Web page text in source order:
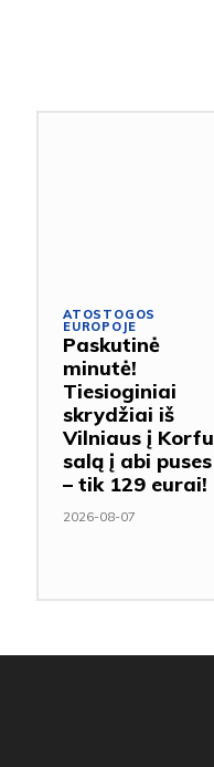
ATOSTOGOS
EUROPOJE
Paskutinė
minutė!
Tiesioginiai
skrydžiai iš
Vilniaus į Korfu
salą į abi puses
– tik 129 eurai!
2026-08-07